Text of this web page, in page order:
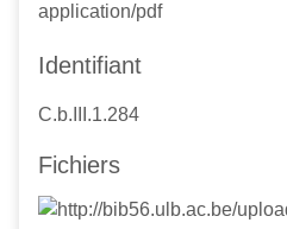
application/pdf
Identifiant
C.b.III.1.284
Fichiers